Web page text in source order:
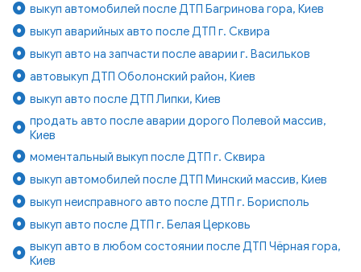
выкуп автомобилей после ДТП Багринова гора, Киев
выкуп аварийных авто после ДТП г. Сквира
выкуп авто на запчасти после аварии г. Васильков
автовыкуп ДТП Оболонский район, Киев
выкуп авто после ДТП Липки, Киев
продать авто после аварии дорого Полевой массив,
Киев
моментальный выкуп после ДТП г. Сквира
выкуп автомобилей после ДТП Минский массив, Киев
выкуп неисправного авто после ДТП г. Борисполь
выкуп авто после ДТП г. Белая Церковь
выкуп авто в любом состоянии после ДТП Чёрная гора,
Киев